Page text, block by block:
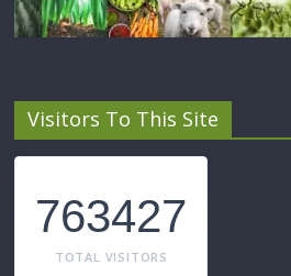
Visitors To This Site
763427
TOTAL VISITORS